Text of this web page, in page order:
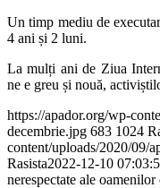
Un timp mediu de
4 ani și 2 luni.
La mulți ani de Ziua
ne e greu și nouă,
https://apador.org/wp-
decembrie.jpg 683 1024
content/uploads/2020/09/
Rasista2022-12-10
nerespectate ale